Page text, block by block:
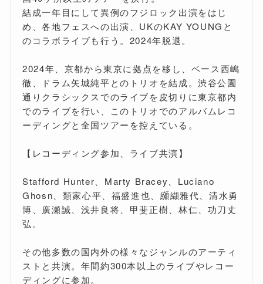
結成一年目にして異例のフジロック出演をはじ
め、各地フェスへの出演、UKのKAY YOUNGと
のコラボライブも行う。2024年脱退。
2024年、京都から東京に拠点を移し、ベース西嶋
徹、ドラム矢城純平とのトリオを結成。渋谷公園
通りクラシックスでのライブを皮切りに東京都内
でのライブを行い、このトリオでのアルバムレコ
ーディングと全国ツアーを控えている。
【レコーディング参加、ライブ共演】
Stafford Hunter、Marty Bracey、Luciano
Ghosn、類家心平、福盛進也、纐纈雅代、清水勇
博、廣瀬誠、浅井良将、甲斐正樹、林仁、功刀丈
弘。
その他多数の国内外の様々なジャンルのアーティ
ストと共演。年間約300本以上のライブやレコー
ディングに参加。